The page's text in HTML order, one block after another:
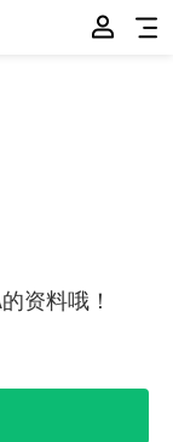
资料哦！